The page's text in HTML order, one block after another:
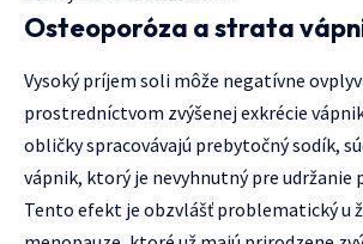
Osteoporóza a strata
Vysoký príjem soli môže negatívne
prostredníctvom zvýšenej exkrécie
obličky spracovávajú prebytočný sodík,
vápnik, ktorý je nevyhnutný pre udržanie
Tento efekt je obzvlášť problematický u